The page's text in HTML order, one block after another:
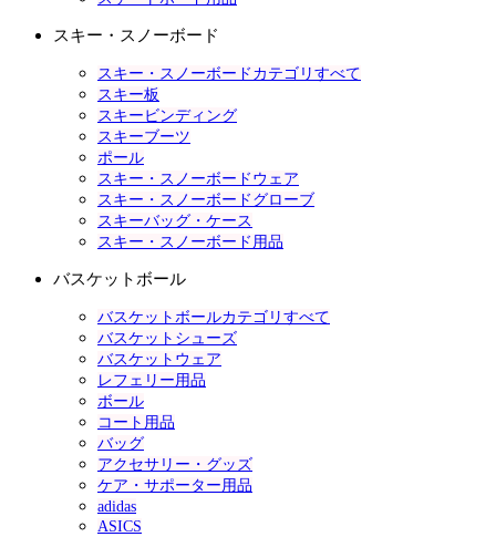
スキー・スノーボード
スキー・スノーボードカテゴリすべて
スキー板
スキービンディング
スキーブーツ
ポール
スキー・スノーボードウェア
スキー・スノーボードグローブ
スキーバッグ・ケース
スキー・スノーボード用品
バスケットボール
バスケットボールカテゴリすべて
バスケットシューズ
バスケットウェア
レフェリー用品
ボール
コート用品
バッグ
アクセサリー・グッズ
ケア・サポーター用品
adidas
ASICS